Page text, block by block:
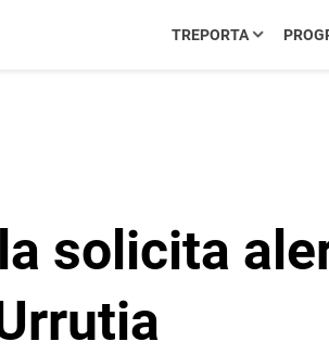
TREPORTA
solicita